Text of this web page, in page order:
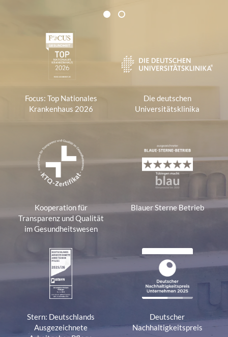
Zertifikate und Verbände
1 2
Focus: Top Nationales
Krankenhaus 2026
Die deutschen
Universitätsklinika
Kooperation für
Transparenz und Qualität
im Gesundheitswesen
Blauer Sterne Betrieb
Stern: Deutschlands
Ausgezeichnete
Deutscher
Nachhaltigkeitspreis